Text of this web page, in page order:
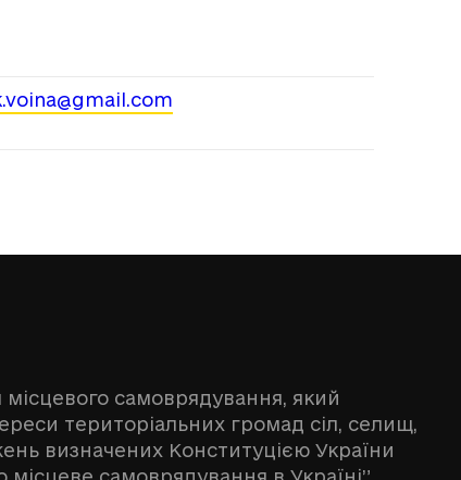
самоврядування, який
територіальних громад сіл, селищ,
визначених Конституцією України